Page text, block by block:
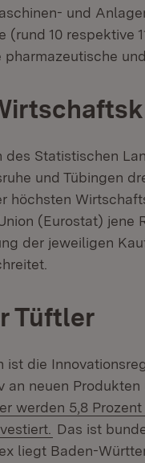
und
(rund 10 respektive
pharmazeutische
des Statistischen
und Tübingen
höchsten
(Eurostat) jene
der jeweiligen
Tüftler
ist die
an neuen
werden 5,8
Das ist
liegt Baden-